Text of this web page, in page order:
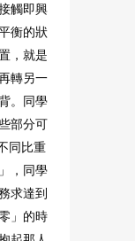
觸即興
衡的狀
，就是
轉另一
。同學
部分可
同比重
，同學
求達到
」的時